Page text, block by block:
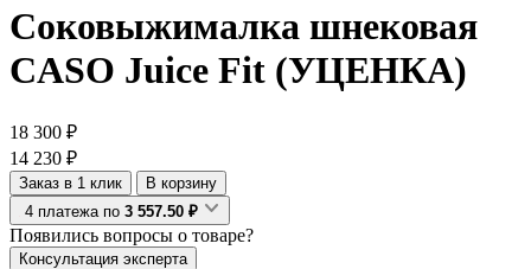
Соковыжималка шнековая
CASO Juice Fit (УЦЕНКА)
18 300 ₽
14 230 ₽
Заказ в 1 клик
В корзину
4 платежа по 3 557.50 ₽
Появились вопросы о товаре?
Консультация эксперта